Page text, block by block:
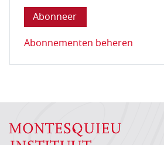
Abonnementen beheren